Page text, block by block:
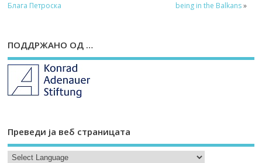
Блага Петроска
being in the Balkans»
ПОДДРЖАНО ОД …
Преведи ја веб страницата